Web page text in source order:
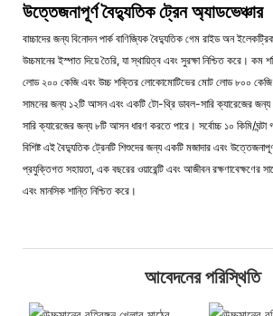
উত্তেজনাপূর্ণ বৈদ্যুতিক ট্রেন অ্যাডভেঞ্চার
বাচ্চাদের জন্য বিনোদন পার্ক বাণিজ্যিক বৈদ্যুতিক গেম রাইড অন
উচ্চমানের ইস্পাত দিয়ে তৈরি, যা স্থায়িত্ব এবং সুরক্ষা নিশ্চিত করে।
লোড ২০০ কেজি এবং উচ্চ শক্তির লোকোমোটিভের মোট লোড ৮০০ কেজি
সামনের জন্য ১২টি আসন এবং একটি টো-থ্রি ডাবল-সারি ক্যারেজের
সারি ক্যারেজের জন্য ৮টি আসন ধারণ করতে পারে। সর্বোচ্চ ১০ কিমি/ঘন্টা
বিশিষ্ট এই বৈদ্যুতিক ট্রেনটি শিশুদের জন্য একটি মজাদার এবং
প্রযুক্তিগত সহায়তা, এক বছরের ওয়ারেন্টি এবং আজীবন রক্ষণাবেক্ষণের
এবং মানসিক শান্তি নিশ্চিত করে।
আবেদনের পরিস্থিতি